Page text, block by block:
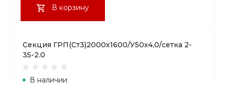
В корзину
Секция ГРП(Ст3)2000х1600/У50х4,0/сетка 2-
35-2.0
В наличии